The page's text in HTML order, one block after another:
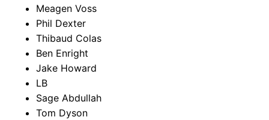
Meagen Voss
Phil Dexter
Thibaud Colas
Ben Enright
Jake Howard
LB
Sage Abdullah
Tom Dyson